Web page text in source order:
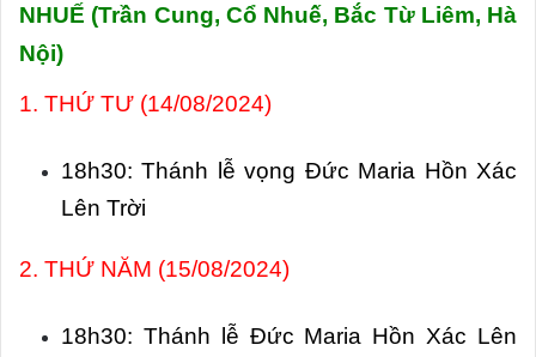
NHUẾ (Trần Cung, Cổ Nhuế, Bắc Từ Liêm, Hà
Nội)
1. THỨ TƯ (14/08/2024)
18h30: Thánh lễ vọng Đức Maria Hồn Xác
Lên Trời
2. THỨ NĂM (15/08/2024)
18h30: Thánh lễ Đức Maria Hồn Xác Lên